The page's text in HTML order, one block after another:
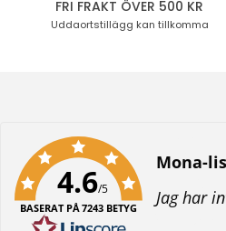
FRI FRAKT ÖVER 500 KR
Uddaortstillägg kan tillkomma
4.6/5
BASERAT PÅ 7243 BETYG
Mona-
T
Jag har